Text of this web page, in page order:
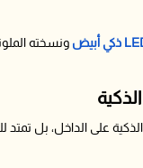
ونسخته
على الداخل، بل تمتد